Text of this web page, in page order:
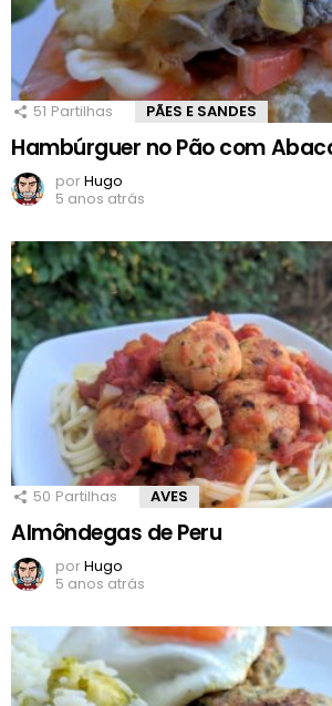
51 Partilhas PÃES E SANDES
Hambúrguer no Pão com
porHugo
5 anos atrás
50 Partilhas AVES
Almôndegas de Peru
porHugo
5 anos atrás